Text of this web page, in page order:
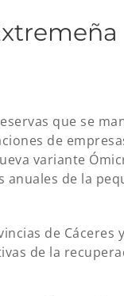
que se
de
variante
anuales de la
de Cáceres
de la